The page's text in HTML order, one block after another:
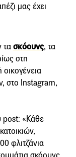
μας έχει
τασκόουνς, τα
στη
στο Instagram,
post: «Κάθε
φλιτζάνια